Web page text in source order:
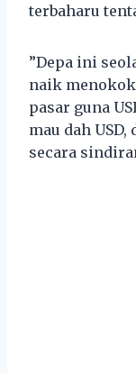
terbaharu
”Depa ini
naik
pasar guna
mau dah USD,
secara